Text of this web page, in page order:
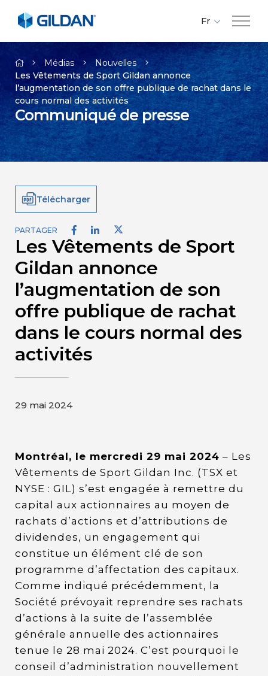
Compagnie
Marques
Investisseurs
Médias
Carrières
Contact
Page d’accueil de Gildan et
HanesBrands
Fr
En
Es
Médias
Nouvelles
Les Vêtements de Sport Gildan annonce
l’augmentation de son offre publique de rachat dans le
cours normal des activités
Communiqué de presse
Télécharger
PARTAGER
Les Vêtements de Sport
Gildan annonce
l’augmentation de son
offre publique de rachat
dans le cours normal des
activités
29 mai 2024
Montréal, le mercredi 29 mai 2024 – Les
Vêtements de Sport Gildan Inc. (TSX et
NYSE : GIL) s’est engagée à remettre du
capital aux actionnaires au moyen de
rachats d’actions et d’attributions de
dividendes, un engagement qui
constitue un élément clé de son
programme d’affectation des capitaux.
Comme indiqué précédemment, la
Société prévoyait reprendre ses rachats
d’actions à la suite de l’assemblée
générale annuelle des actionnaires
tenue le 28 mai 2024. C’est pourquoi le
conseil d’administration nouvellement